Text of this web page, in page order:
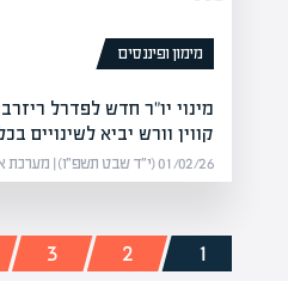
מימון ופיננסים
מינוי יו"ר חדש לפדרל
קווין וורש יביא לשינויים
01/02/26 (י״ד שבט תשפ״ו) | מערכת אפיק
1
2
3